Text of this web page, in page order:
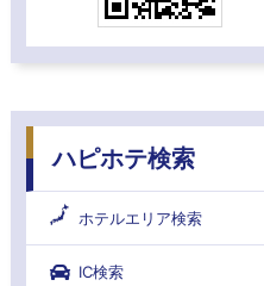
ハピホテ検索
ホテルエリア検索
IC検索